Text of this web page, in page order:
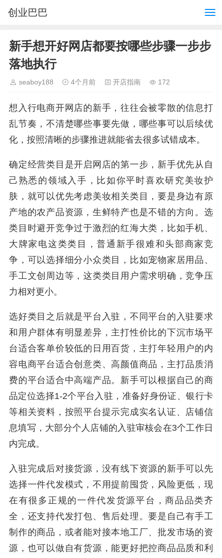
创业巴巴
新手想开好网店都要按哪些步骤一步步
落地执行
seaboy188 4个月前 开店指南 172
想入行电商开网店的新手，往往会被零散的信息打
乱节奏，不清楚哪些事要先做，哪些事可以后续优
化，按照清晰的步骤推进就能省去很多试错成本。
确定经营类目是开启网店的第一步，新手优先从自
己熟悉的领域入手，比如你平时喜欢研究美妆护
肤，就可以优先考虑美妆相关类目，要是身边有原
产地的农产品资源，生鲜特产也是不错的方向。选
类目时避开竞争过于激烈的红海大类，比如手机、
大牌家电这类类目，普通新手很难和头部商家竞
争，可以选择细分小众类目，比如宠物家居用品、
手工文创周边等，这类类目用户需求明确，竞争压
力相对更小。
选好类目之后就是平台入驻，不同平台的入驻要求
和用户群体有明显差异，主打性价比的下沉市场平
台适合客单价较低的日用百货，主打年轻用户的内
容电商平台适合创意类、高颜值商品，主打品质消
费的平台适合中高端产品。新手可以根据自己的商
品定位选择1-2个平台入驻，准备好身份证、银行卡
等相关资料，按照平台提示完成实名认证、店铺信
息填写，大部分个人店铺的入驻审核会在3个工作日
内完成。
入驻完成后对接货源，没有线下资源的新手可以先
选择一件代发模式，不用提前囤货，风险更低，现
在有很多正规的一件代发货源平台，商品品类齐
全，还支持代发打包、售后处理。要是自己有手工
制作的商品，或者能对接本地工厂、批发市场的资
源，也可以做自有货源，能更好把控商品品质和利